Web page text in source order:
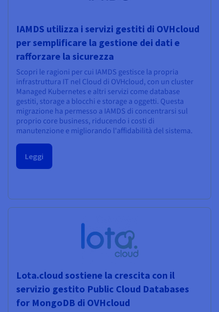
IAMDS utilizza i servizi gestiti di OVHcloud
per semplificare la gestione dei dati e
rafforzare la sicurezza
Scopri le ragioni per cui IAMDS gestisce la propria
infrastruttura IT nel Cloud di OVHcloud, con un cluster
Managed Kubernetes e altri servizi come database
gestiti, storage a blocchi e storage a oggetti. Questa
migrazione ha permesso a IAMDS di concentrarsi sul
proprio core business, riducendo i costi di
manutenzione e migliorando l'affidabilità del sistema.
Leggi
Lota.cloud sostiene la crescita con il
servizio gestito Public Cloud Databases
for MongoDB di OVHcloud